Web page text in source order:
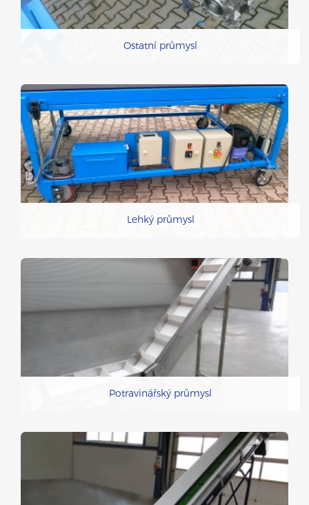
Ostatní průmysl
Lehký průmysl
Potravinářský průmysl